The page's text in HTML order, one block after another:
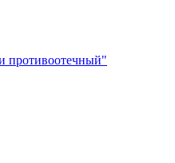
противоотечный"